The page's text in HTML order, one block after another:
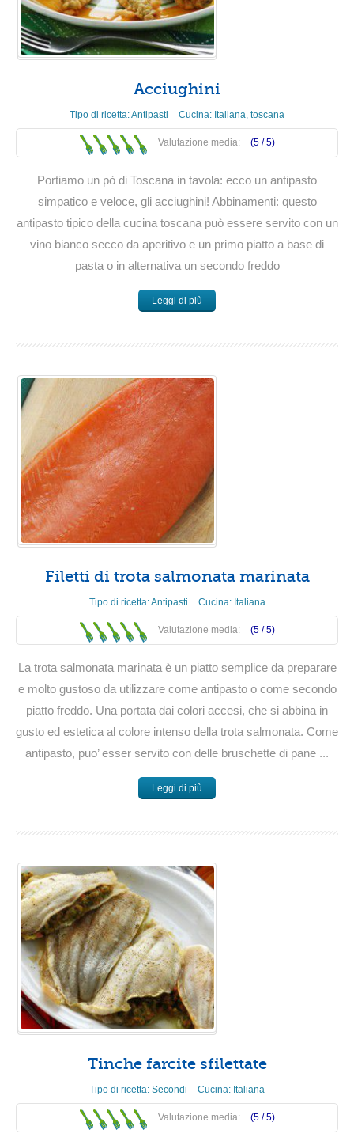
Acciughini
Tipo di ricetta:Antipasti Cucina: Italiana, toscana
Valutazione media: (5 /5)
Portiamo un pò di Toscana in tavola: ecco un antipasto
simpatico e veloce, gli acciughini! Abbinamenti: questo
antipasto tipico della cucina toscana può essere servito con un
vino bianco secco da aperitivo e un primo piatto a base di
pasta o in alternativa un secondo freddo
Leggi di più
Filetti di trota salmonata marinata
Tipo di ricetta:Antipasti Cucina: Italiana
Valutazione media: (5 /5)
La trota salmonata marinata è un piatto semplice da preparare
e molto gustoso da utilizzare come antipasto o come secondo
piatto freddo. Una portata dai colori accesi, che si abbina in
gusto ed estetica al colore intenso della trota salmonata. Come
antipasto, puo’ esser servito con delle bruschette di pane ...
Leggi di più
Tinche farcite sfilettate
Tipo di ricetta: Secondi Cucina: Italiana
Valutazione media: (5 /5)